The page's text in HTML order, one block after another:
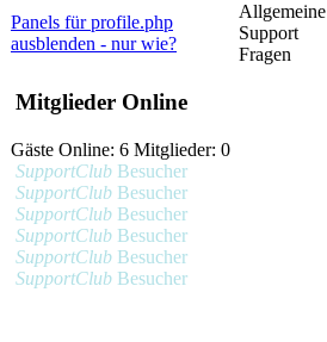
Panels für profile.php
ausblenden - nur wie?
Allgemeine
Support
Fragen
Mitglieder Online
Gäste Online: 6 Mitglieder: 0
SupportClub Besucher
SupportClub Besucher
SupportClub Besucher
SupportClub Besucher
SupportClub Besucher
SupportClub Besucher